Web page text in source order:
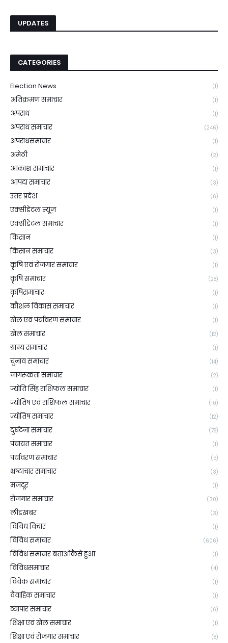
UPDATES
CATEGORIES
Election News (1)
अतिक्रमण समाचार (1)
अपराध (1)
अपराध समाचार (246)
अपराधसमाचार (1)
अमेठी (2)
आकाश समाचार (1)
आपदा समाचार (3)
उत्तर प्रदेश (6)
एक्सीडेंटल न्यूज़ (1)
एक्सीडेंटल समाचार (1)
किसान (1)
किसान समाचार (3)
कृषि एवं रोजगार समाचार (1)
कृषि समाचार (28)
कृषिसमाचार (1)
कौशल विकास समाचार (1)
खेल एवं पर्यावरण समाचार (1)
खेल समाचार (12)
ग्राम्य समाचार (1)
चुनाव समाचार (14)
जागरूकता समाचार (2)
ज्योति सिंह राशिफल समाचार (1)
ज्योतिष एवं राशिफल समाचार (10)
ज्योतिष समाचार (12)
दुर्घटना समाचार (78)
पंचायत समाचार (1)
पर्यावरण समाचार (5)
भ्रष्टाचार समाचार (3)
मजदूर (1)
रोजगार समाचार (30)
लीडखबर (3)
विविध विचार (1)
विविध समाचार (606)
विविध समाचार बताओकैसे हुआ (1)
विविधसमाचार (4)
विवेक समाचार (1)
वैवाहिक समाचार (1)
व्यापार समाचार (6)
शिक्षा एवं खेल समाचार (1)
शिक्षा एवं रोजगार समाचार (8)